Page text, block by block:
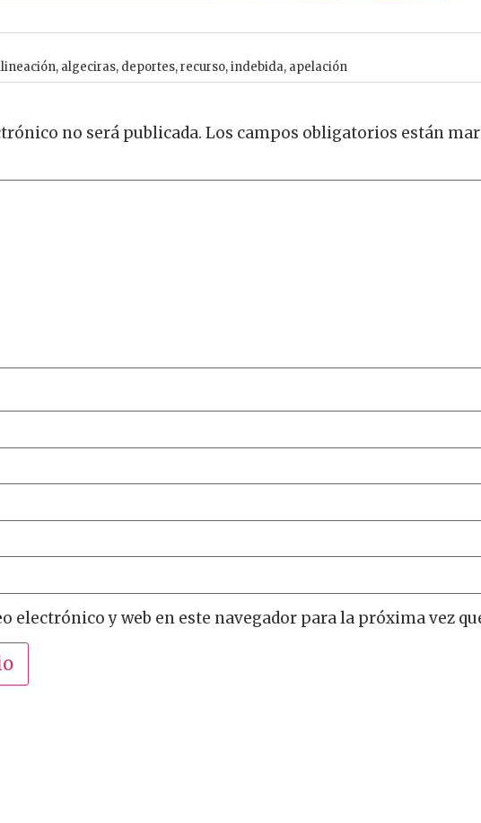
, algeciras, deportes,recurso,indebida, apelación
no será publicada. Los campos obligatorios están
electrónico y web en este navegador para la próxima vez